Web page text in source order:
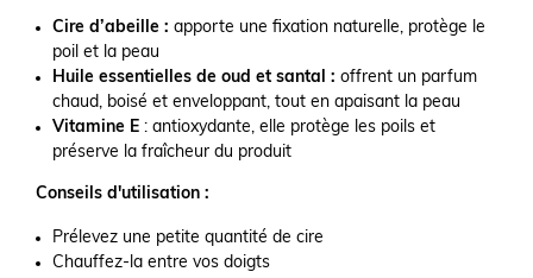
Cire d’abeille : apporte une fixation naturelle, protège le
poil et la peau
Huile essentielles de oud et santal : offrent un parfum
chaud, boisé et enveloppant, tout en apaisant la peau
Vitamine E : antioxydante, elle protège les poils et
préserve la fraîcheur du produit
Conseils d'utilisation :
Prélevez une petite quantité de cire
Chauffez-la entre vos doigts